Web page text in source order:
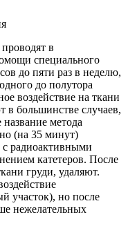
в
специального
до пяти раз в неделю,
до полутора
воздействие на ткани
в большинстве случаев,
название метода
(на 35 минут)
радиоактивными
катетеров. После
груди, удаляют.
участок), но после
нежелательных